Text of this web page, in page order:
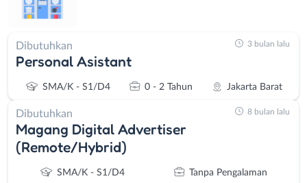
Dibutuhkan
Personal Asistant
SMA/K - S1/D4 0 - 2 Tahun Jakarta Barat
3 bulan lalu
Dibutuhkan
Magang Digital Advertiser
(Remote/Hybrid)
SMA/K - S1/D4
Tanpa Pengalaman
8 bulan lalu